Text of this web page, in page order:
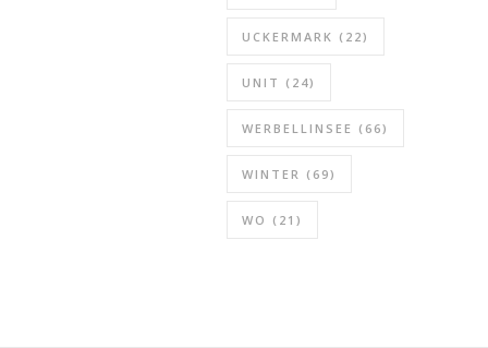
UCKERMARK (22)
UNIT (24)
WERBELLINSEE (66)
WINTER (69)
WO (21)